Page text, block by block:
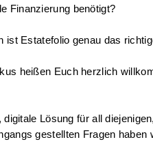
Finanzierung benötigt?
ist Estatefolio genau das
heißen Euch herzlich
Lösung für all
gestellten Fragen